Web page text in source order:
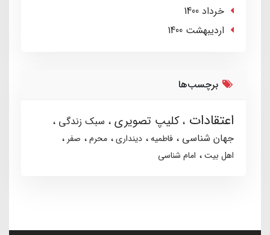
خرداد 1400
ارديبهشت 1400
برچسب‌ها
اعتقادات کلیپ تصویری
سبک زندگی
جهان شناسی
فاطمیه دینداری محرم
صفر
اهل بیت
امام شناسی